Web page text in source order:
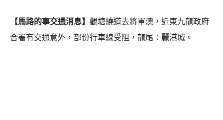
【馬路的事交通消息】 觀塘繞道去將軍澳，近東九龍政府
合署有交通意外，部份行車線受阻，龍尾：麗港城。